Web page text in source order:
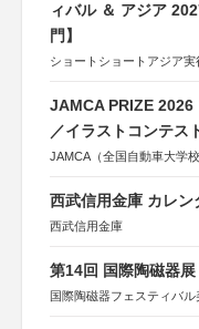
ィバル ＆ アジア
門】
ショートショートアジア実
JAMCA PRIZE 2026
／イラストコンテス
JAMCA（全国自動車大学
西武信用金庫 カレ
西武信用金庫
第14回 国際陶磁器展
国際陶磁器フェスティバ